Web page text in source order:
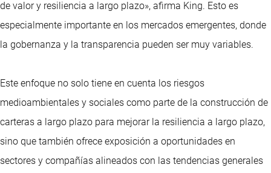
de valor y resiliencia a largo plazo», afirma King. Esto es
especialmente importante en los mercados emergentes, donde
la gobernanza y la transparencia pueden ser muy variables.
Este enfoque no solo tiene en cuenta los riesgos
medioambientales y sociales como parte de la construcción de
carteras a largo plazo para mejorar la resiliencia a largo plazo,
sino que también ofrece exposición a oportunidades en
sectores y compañías alineados con las tendencias generales